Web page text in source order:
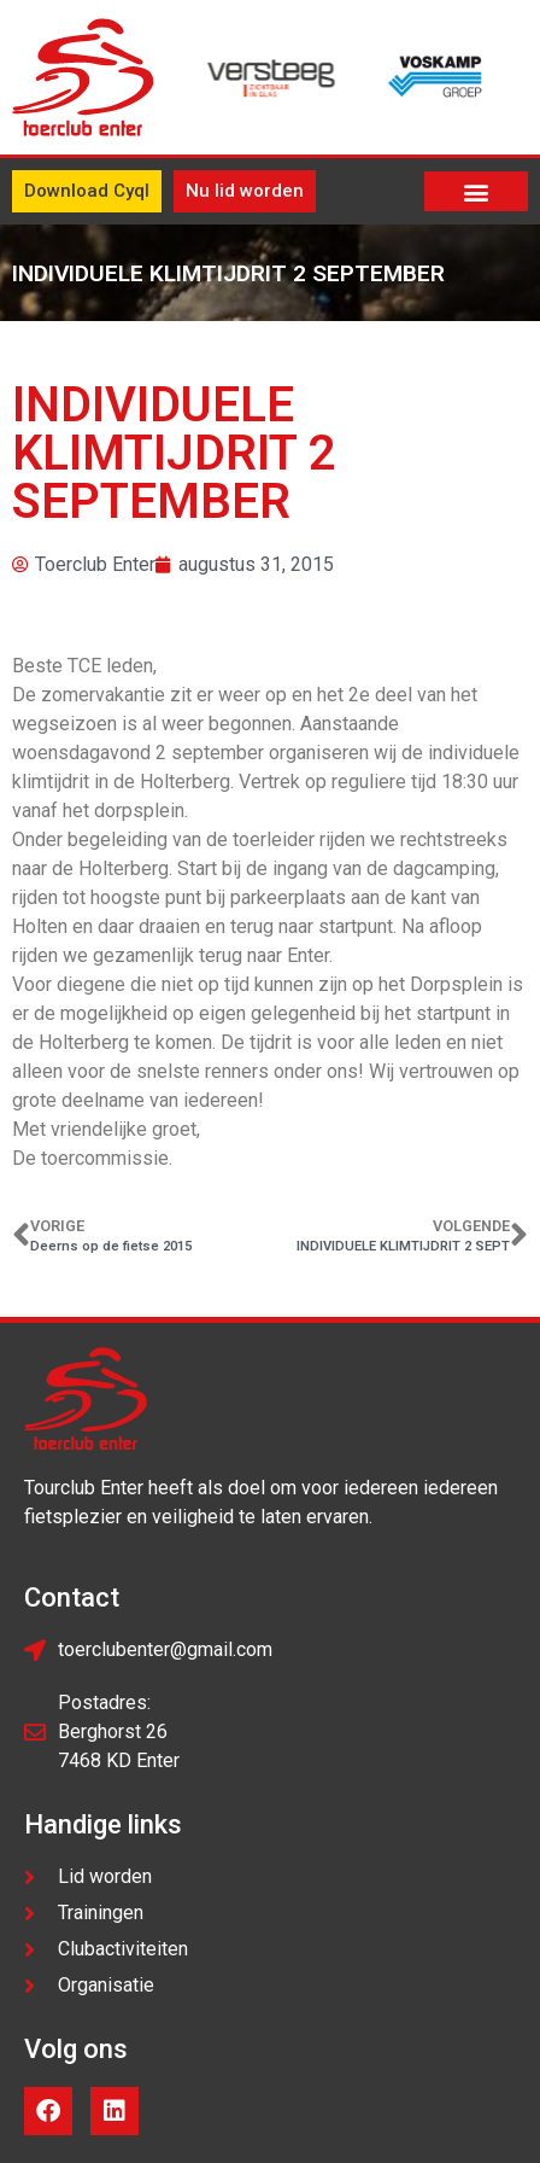
Download Cyql Nu lid worden
INDIVIDUELE KLIMTIJDRIT 2 SEPTEMBER
INDIVIDUELE
KLIMTIJDRIT 2
SEPTEMBER
Toerclub Enter augustus 31, 2015
Beste TCE leden,
De zomervakantie zit er weer op en het 2e deel van het
wegseizoen is al weer begonnen. Aanstaande
woensdagavond 2 september organiseren wij de individuele
klimtijdrit in de Holterberg. Vertrek op reguliere tijd 18:30 uur
vanaf het dorpsplein.
Onder begeleiding van de toerleider rijden we rechtstreeks
naar de Holterberg. Start bij de ingang van de dagcamping,
rijden tot hoogste punt bij parkeerplaats aan de kant van
Holten en daar draaien en terug naar startpunt. Na afloop
rijden we gezamenlijk terug naar Enter.
Voor diegene die niet op tijd kunnen zijn op het Dorpsplein is
er de mogelijkheid op eigen gelegenheid bij het startpunt in
de Holterberg te komen. De tijdrit is voor alle leden en niet
alleen voor de snelste renners onder ons! Wij vertrouwen op
grote deelname van iedereen!
Met vriendelijke groet,
De toercommissie.
VORIGE
Deerns op de fietse 2015
VOLGENDE
INDIVIDUELE KLIMTIJDRIT 2 SEPT
Tourclub Enter heeft als doel om voor iedereen iedereen
fietsplezier en veiligheid te laten ervaren.
Contact
toerclubenter@gmail.com
Postadres:
Berghorst 26
7468 KD Enter
Handige links
Lid worden
Trainingen
Clubactiviteiten
Organisatie
Volg ons